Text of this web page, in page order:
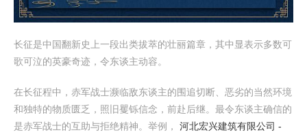
长征是中国翻新史上一段出类拔萃的壮丽篇章，其中显表示多数可
歌可泣的英豪奇迹，令东谈主动容。
在长征程中，赤军战士濒临敌东谈主的围追切断、恶劣的当然环境
和独特的物质匮乏，照旧矍铄信念，前赴后继。最令东谈主确信的
是赤军战士的互助与拒绝精神。举例， 河北宏兴建筑有限公司 -